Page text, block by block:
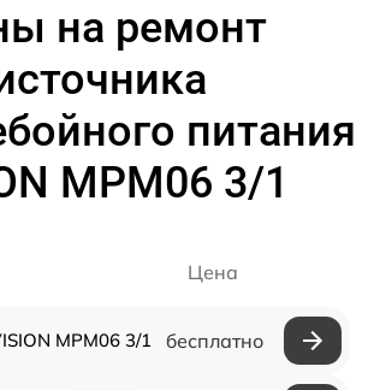
на ремонт
питания
MPM06 3/1
Цена
MPM06 3/1 бесплатно